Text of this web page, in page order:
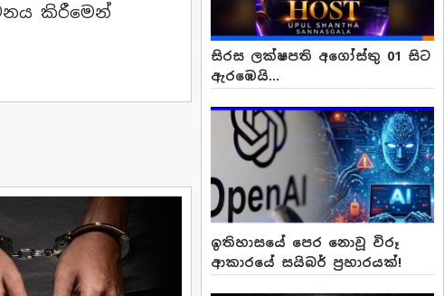
කිරීමෙන්
සිරස ලක්ෂපති අගෝස්තු 01 සිට
ඇරඹෙයි...
ඉතිහාසයේ පෙර නොවූ විරූ
ආකාරයේ සයිබර් ප්‍රහාරයක්!